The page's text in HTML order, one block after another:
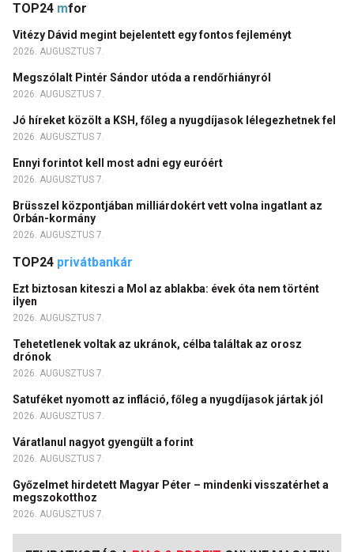
TOP24 mfor
Vitézy Dávid megint bejelentett egy fontos fejleményt
2026. AUGUSZTUS 7.
Megszólalt Pintér Sándor utóda a rendőrhiányról
2026. AUGUSZTUS 7.
Jó híreket közölt a KSH, főleg a nyugdíjasok lélegezhetnek fel
2026. AUGUSZTUS 7.
Ennyi forintot kell most adni egy euróért
2026. AUGUSZTUS 7.
Brüsszel központjában milliárdokért vett volna ingatlant az
Orbán-kormány
2026. AUGUSZTUS 7.
TOP24 privátbankár
Ezt biztosan kiteszi a Mol az ablakba: évek óta nem történt
ilyen
2026. AUGUSZTUS 7.
Tehetetlenek voltak az ukránok, célba találtak az orosz
drónok
2026. AUGUSZTUS 7.
Satuféket nyomott az infláció, főleg a nyugdíjasok jártak jól
2026. AUGUSZTUS 7.
Váratlanul nagyot gyengült a forint
2026. AUGUSZTUS 7.
Győzelmet hirdetett Magyar Péter – mindenki visszatérhet a
megszokotthoz
2026. AUGUSZTUS 7.